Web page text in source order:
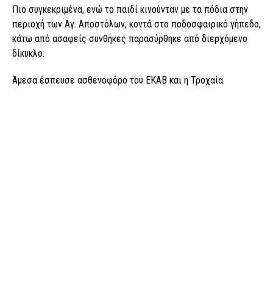
Πιο συγκεκριμένα, ενώ το παιδί κινούνταν με τα πόδια στην
περιοχή των Αγ. Αποστόλων, κοντά στο ποδοσφαιρικό γήπεδο,
κάτω από ασαφείς συνθήκες παρασύρθηκε από διερχόμενο
δίκυκλο.
Άμεσα έσπευσε ασθενοφόρο του ΕΚΑΒ και η Τροχαία.